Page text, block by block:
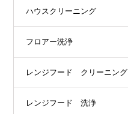
ハウスクリーニング
フロアー洗浄
レンジフード クリーニング
レンジフード 洗浄